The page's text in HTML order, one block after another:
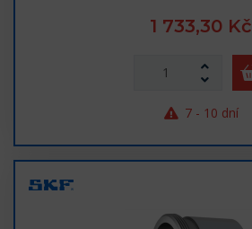
1 733,30 Kč
7 - 10 dní